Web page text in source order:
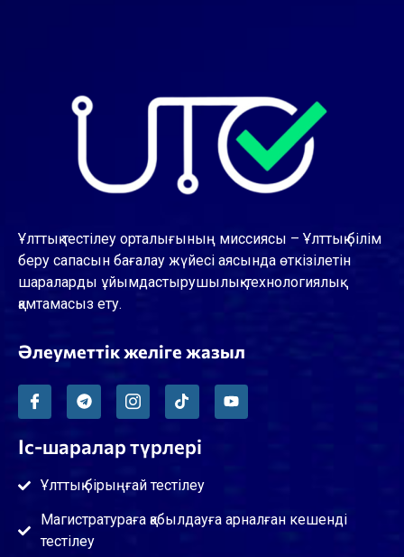
Ұлттық тестілеу орталығының миссиясы – Ұлттық білім
беру сапасын бағалау жүйесі аясында өткізілетін
шараларды ұйымдастырушылық-технологиялық
қамтамасыз ету.
Әлеуметтік желіге жазыл
Іс-шаралар түрлері
Ұлттық бірыңғай тестілеу
Магистратураға қабылдауға арналған кешенді
тестілеу